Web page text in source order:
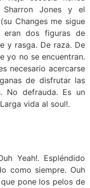
Sharron Jones y el
Changes me sigue
eran dos figuras de
y rasga. De raza. De
yo no se encuentran.
necesario acercarse
de disfrutar las
No defrauda. Es un
vida al soul!.
Yeah!. Espléndido
como siempre. Ouh
pone los pelos de